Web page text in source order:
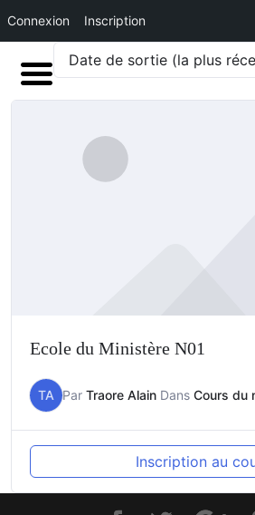
Date de sortie (la plus
Ecole du Ministère N01
TA Par Traore Alain Dans Cours du
Inscription au
Connexion Inscription